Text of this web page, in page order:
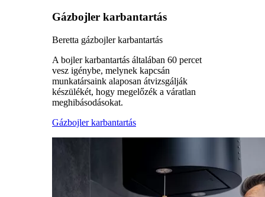
Gázbojler karbantartás
Beretta gázbojler karbantartás
A bojler karbantartás általában 60 percet
vesz igénybe, melynek kapcsán
munkatársaink alaposan átvizsgálják
készülékét, hogy megelőzék a váratlan
meghibásodásokat.
Gázbojler karbantartás